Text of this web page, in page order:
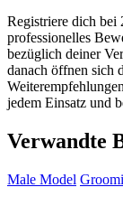
Registriere dich bei
professionelles
bezüglich deiner
danach öffnen sich
jedem Einsatz und
Verwandte
Male Model